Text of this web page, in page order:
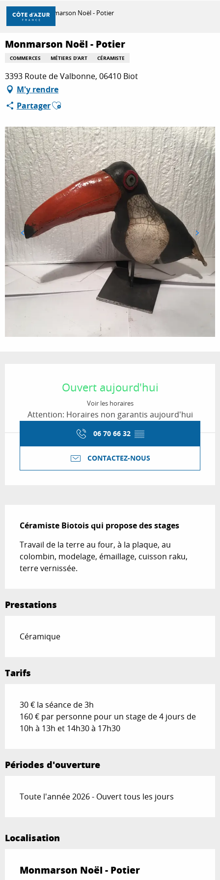
Aller
contenu
principal
DÉCOUVRIR
À FAIRE
SÉJOURNER
Accueil Monmarson Noël - Potier
Monmarson Noël - Potier
COMMERCES MÉTIERS D’ART CÉRAMISTE
3393 Route de Valbonne, 06410 Biot
M'y rendre
PartagerAjouter aux favoris
Ouvert aujourd'hui
Voir les horaires
Attention: Horaires non garantis aujourd'hui
06 70 66 32 ▒▒
CONTACTEZ-NOUS
Céramiste Biotois qui propose des stages
Travail de la terre au four, à la plaque, au
colombin, modelage, émaillage, cuisson raku,
terre vernissée.
Prestations
Céramique
Tarifs
30 € la séance de 3h
160 € par personne pour un stage de 4 jours de
10h à 13h et 14h30 à 17h30
Périodes d'ouverture
Toute l'année 2026 - Ouvert tous les jours
Localisation
Monmarson Noël - Potier